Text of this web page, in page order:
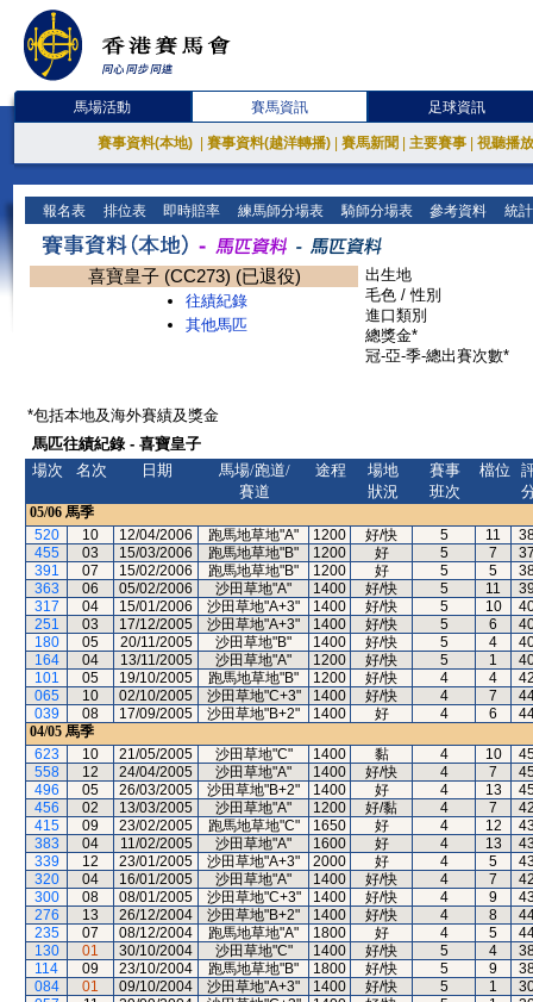
馬場活動 賽馬資訊 足球資訊
賽事資料(本地) 賽事資料(越洋轉播) 賽馬新聞 主要賽事 視聽播
報名表 排位表 即時賠率 練馬師分場表 騎師分場表 參考資料 統
喜寶皇子 (CC273) (已退役)
往績紀錄
其他馬匹
出生地
毛色 / 性別
進口類別
總獎金*
冠-亞-季-總出賽次數*
*包括本地及海外賽績及獎金
馬匹往績紀錄 - 喜寶皇子
場次
名次 日期
馬場/跑道/
賽道
途程
場地
狀況
賽事
班次
檔位
05/06 馬季
520
10 12/04/2006 跑馬地草地"A" 1200 好/快 5 11
455
03 15/03/2006 跑馬地草地"B" 1200 好 5 7
391
07 15/02/2006 跑馬地草地"B" 1200 好 5 5
363
06 05/02/2006 沙田草地"A" 1400 好/快 5 11
317
04 15/01/2006 沙田草地"A+3" 1400 好/快 5 10
251
03 17/12/2005 沙田草地"A+3" 1400 好/快 5 6
180
05 20/11/2005 沙田草地"B" 1400 好/快 5 4
164
04 13/11/2005 沙田草地"A" 1200 好/快 5 1
101
05 19/10/2005 跑馬地草地"B" 1200 好/快 4 4
065
10 02/10/2005 沙田草地"C+3" 1400 好/快 4 7
039
08 17/09/2005 沙田草地"B+2" 1400 好 4 6
04/05 馬季
623
10 21/05/2005 沙田草地"C" 1400 黏 4 10
558
12 24/04/2005 沙田草地"A" 1400 好/快 4 7
496
05 26/03/2005 沙田草地"B+2" 1400 好 4 13
456
02 13/03/2005 沙田草地"A" 1200 好/黏 4 7
415
09 23/02/2005 跑馬地草地"C" 1650 好 4 12
383
04 11/02/2005 沙田草地"A" 1600 好 4 13
339
12 23/01/2005 沙田草地"A+3" 2000 好 4 5
320
04 16/01/2005 沙田草地"A" 1400 好/快 4 7
300
08 08/01/2005 沙田草地"C+3" 1400 好/快 4 9
276
13 26/12/2004 沙田草地"B+2" 1400 好/快 4 8
235
07 08/12/2004 跑馬地草地"A" 1800 好 4 5
130
01 30/10/2004 沙田草地"C" 1400 好/快 5 4
114
09 23/10/2004 跑馬地草地"B" 1800 好/快 5 9
084
01 09/10/2004 沙田草地"A+3" 1400 好/快 5 1